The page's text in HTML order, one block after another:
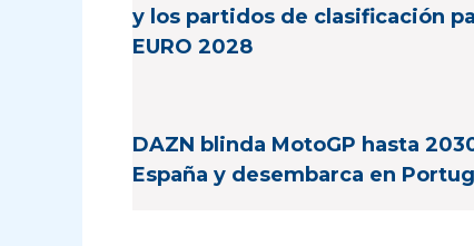
y los partidos de clasificación
EURO 2028
DAZN blinda MotoGP hasta
España y desembarca en